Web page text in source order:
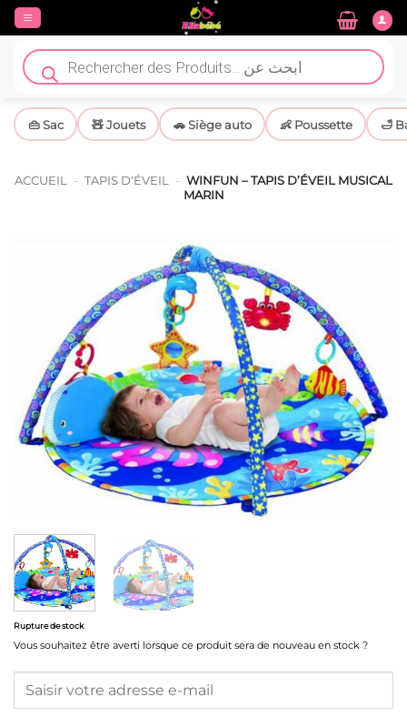
Passer
contenu
Recherche
de
produits
👜 Sac 🧸 Jouets 🚗 Siège auto 👶 Poussette 🛁
ACCUEIL - TAPIS D'ÉVEIL - WINFUN – TAPIS D’ÉVEIL MUSICAL
MARIN
Rupture de stock
Vous souhaitez être averti lorsque ce produit sera de nouveau en stock ?